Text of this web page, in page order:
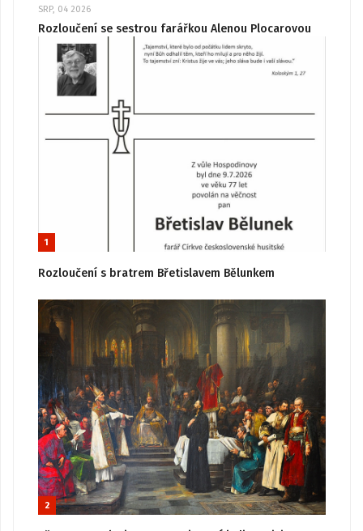
SRP, 04 2026
Rozloučení se sestrou farářkou Alenou Plocarovou
1
Rozloučení s bratrem Břetislavem Bělunkem
2